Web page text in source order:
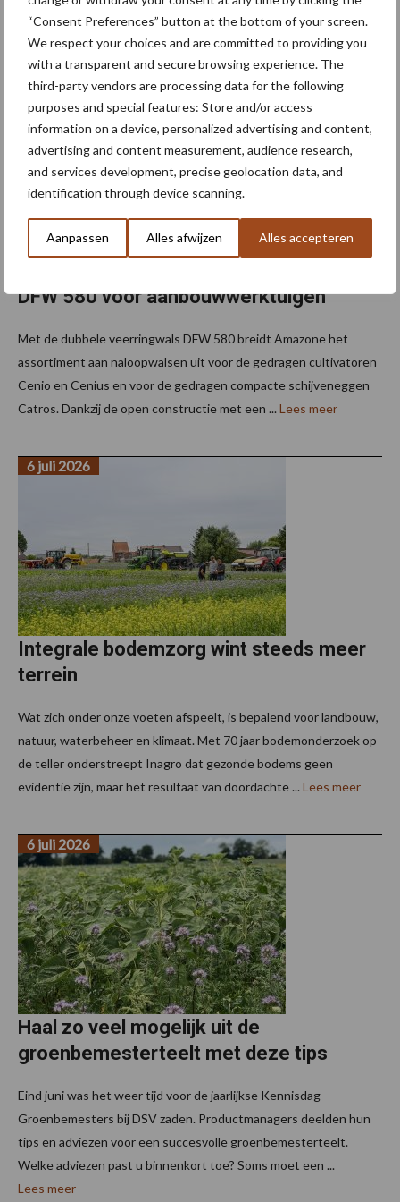
“Consent Preferences” button at the bottom of your screen.
We respect your choices and are committed to providing you
with a transparent and secure browsing experience. The
third-party vendors are processing data for the following
purposes and special features: Store and/or access
information on a device, personalized advertising and content,
advertising and content measurement, audience research,
and services development, precise geolocation data, and
identification through device scanning.
Aanpassen Alles afwijzen Alles accepteren
van aardappelruggen: biologische teler Jan-Willem de Weert
gebruikt één machine in verschillende gewassen en ...Lees meer
DFW 580 voor aanbouwwerktuigen
8 juli 2026
Met de dubbele veerringwals DFW 580 breidt Amazone het
assortiment aan naloopwalsen uit voor de gedragen cultivatoren
Cenio en Cenius en voor de gedragen compacte schijveneggen
Catros. Dankzij de open constructie met een ... Lees meer
Integrale bodemzorg wint steeds meer
terrein
6 juli 2026
Wat zich onder onze voeten afspeelt, is bepalend voor landbouw,
natuur, waterbeheer en klimaat. Met 70 jaar bodemonderzoek op
de teller onderstreept Inagro dat gezonde bodems geen
evidentie zijn, maar het resultaat van doordachte ... Lees meer
Haal zo veel mogelijk uit de
groenbemesterteelt met deze tips
6 juli 2026
Eind juni was het weer tijd voor de jaarlijkse Kennisdag
Groenbemesters bij DSV zaden. Productmanagers deelden hun
tips en adviezen voor een succesvolle groenbemesterteelt.
Welke adviezen past u binnenkort toe? Soms moet een ...
Lees meer